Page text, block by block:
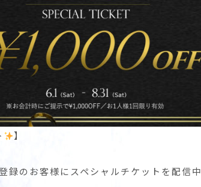
】
録のお客様にスペシャルチケットを配信中